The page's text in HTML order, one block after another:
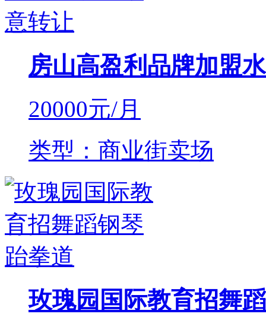
房山高盈利品牌加盟
20000元/月
类型：商业街卖场
玫瑰园国际教育招舞